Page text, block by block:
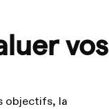
vos
objectifs, la